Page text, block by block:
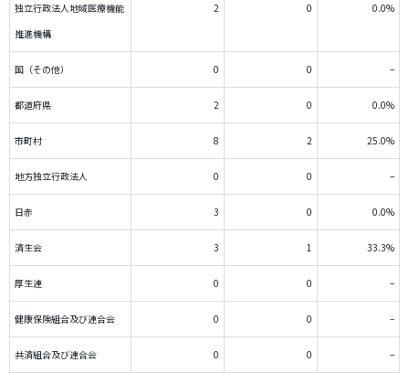
独立行政法人地域医療機能
推進機構
2 0 0.0%
国（その他） 0 0 –
都道府県 2 0 0.0%
市町村 8 2 25.0%
地方独立行政法人 0 0 –
日赤 3 0 0.0%
済生会 3 1 33.3%
厚生連 0 0 –
健康保険組合及び連合会 0 0 –
共済組合及び連合会 0 0 –